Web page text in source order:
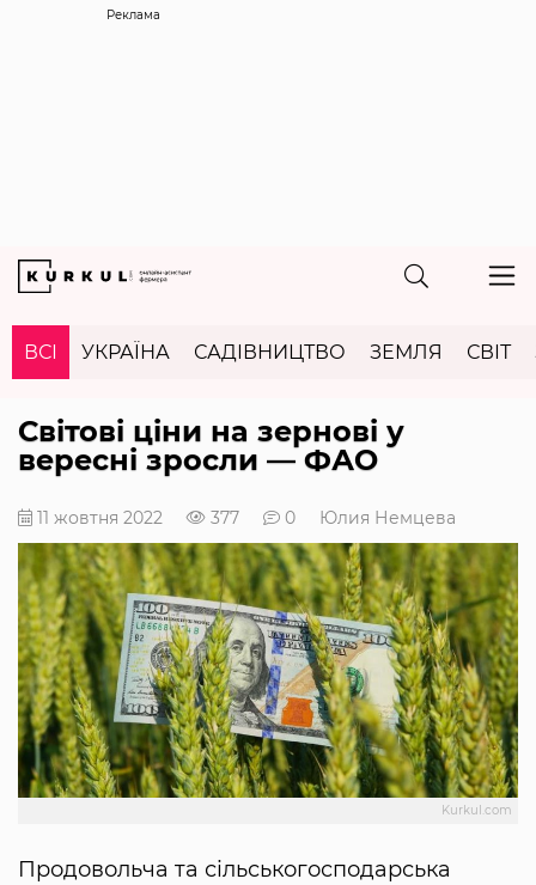
Реклама
ВСІ УКРАЇНА САДІВНИЦТВО ЗЕМЛЯ СВІТ
Світові ціни на зернові у
вересні зросли — ФАО
11 жовтня 2022 377 0 Юлия Немцева
Kurkul.com
Продовольча та сільськогосподарська